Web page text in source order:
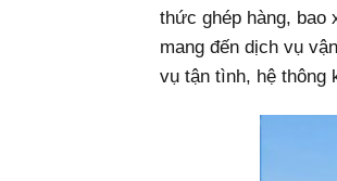
thức ghép hàng, bao
mang đến dịch vụ
vụ tận tình, hệ thông